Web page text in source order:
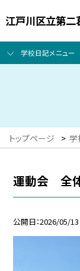
江戸川区立第二
学校日記メニュー
トップページ > 学
運動会 全
公開日 2026/05/13